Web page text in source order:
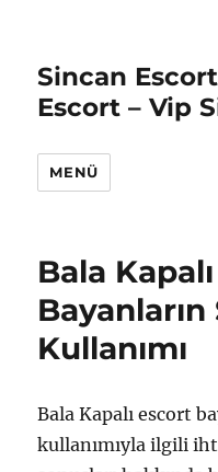
Sincan
Escort – Vip
MENÜ
Bala
Kullanımı
Bala Kapalı escort
kullanımıyla ilgili